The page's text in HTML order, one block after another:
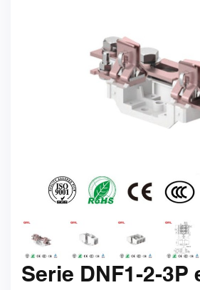
Serie DNF1-2-3P